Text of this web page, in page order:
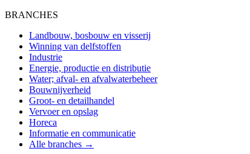
BRANCHES
Landbouw, bosbouw en visserij
Winning van delfstoffen
Industrie
Energie, productie en distributie
Water; afval- en afvalwaterbeheer
Bouwnijverheid
Groot- en detailhandel
Vervoer en opslag
Horeca
Informatie en communicatie
Alle branches →